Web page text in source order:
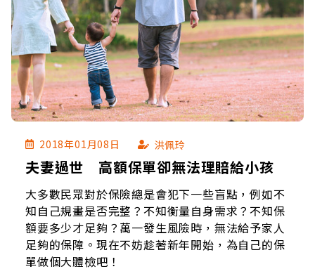
2018年01月08日 洪佩玲
夫妻過世 高額保單卻無法理賠給小孩
大多數民眾對於保險總是會犯下一些盲點，例如不
知自己規畫是否完整？不知衡量自身需求？不知保
額要多少才足夠？萬一發生風險時，無法給予家人
足夠的保障。現在不妨趁著新年開始，為自己的保
單做個大體檢吧！